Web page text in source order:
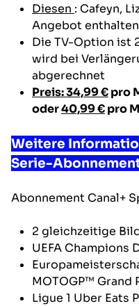
Diesen : Cafeyn,
Angebot enthalten
Die TV-Option ist
wird bei
abgerechnet
Preis: 34,99 €pro
oder40,99 €pro
Weitere
Serie-
Abonnement Canal+
2 gleichzeitige
UEFA Champions
MOTOGP™ Grand
Ligue 1 Uber Eats